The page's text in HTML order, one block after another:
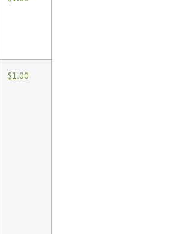
$1.00